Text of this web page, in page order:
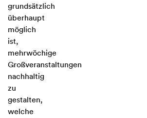
grundsätzlich
überhaupt
möglich
ist,
mehrwöchige
Großveranstaltungen
nachhaltig
zu
gestalten,
welche